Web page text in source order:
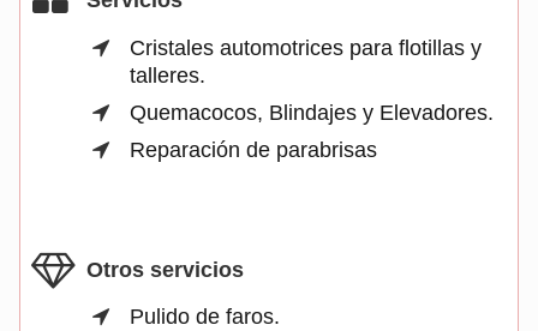
Cristales automotrices para flotillas y
talleres.
Quemacocos, Blindajes y Elevadores.
Reparación de parabrisas
Otros servicios
Pulido de faros.